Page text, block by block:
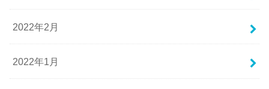
2022年2月
2022年1月